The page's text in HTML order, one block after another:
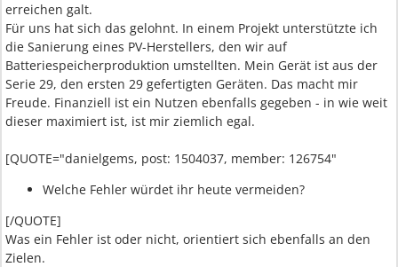
erreichen galt.
Für uns hat sich das gelohnt. In einem Projekt unterstützte ich
die Sanierung eines PV-Herstellers, den wir auf
Batteriespeicherproduktion umstellten. Mein Gerät ist aus der
Serie 29, den ersten 29 gefertigten Geräten. Das macht mir
Freude. Finanziell ist ein Nutzen ebenfalls gegeben - in wie weit
dieser maximiert ist, ist mir ziemlich egal.
[QUOTE="danielgems, post: 1504037, member: 126754"
Welche Fehler würdet ihr heute vermeiden?
[/QUOTE]
Was ein Fehler ist oder nicht, orientiert sich ebenfalls an den
Zielen.